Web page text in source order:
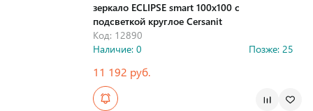
зеркало ECLIPSE smart 100x100 с
подсветкой круглое Cersanit
Код: 12890
Наличие: 0
Позже: 25
11 192 руб.